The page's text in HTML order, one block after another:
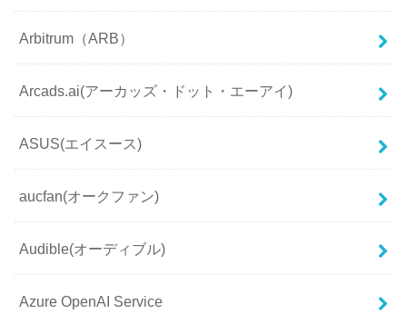
Arbitrum（ARB）
Arcads.ai(アーカッズ・ドット・エーアイ)
ASUS(エイスース)
aucfan(オークファン)
Audible(オーディブル)
Azure OpenAI Service